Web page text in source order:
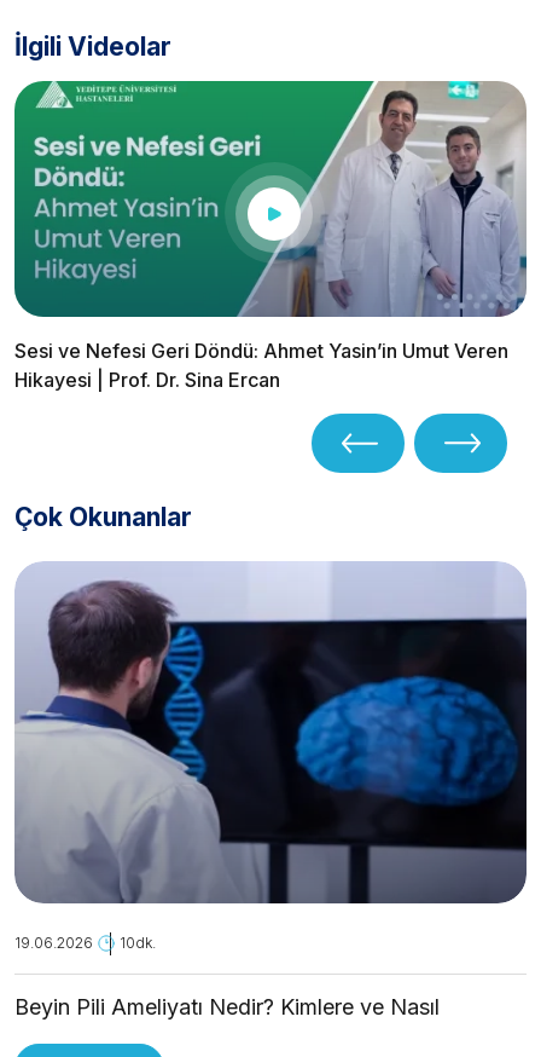
İlgili Videolar
Sesi ve Nefesi Geri Döndü: Ahmet Yasin’in Umut Veren
Hikayesi | Prof. Dr. Sina Ercan
Çok Okunanlar
19.06.2026 10dk.
Beyin Pili Ameliyatı Nedir? Kimlere ve Nasıl